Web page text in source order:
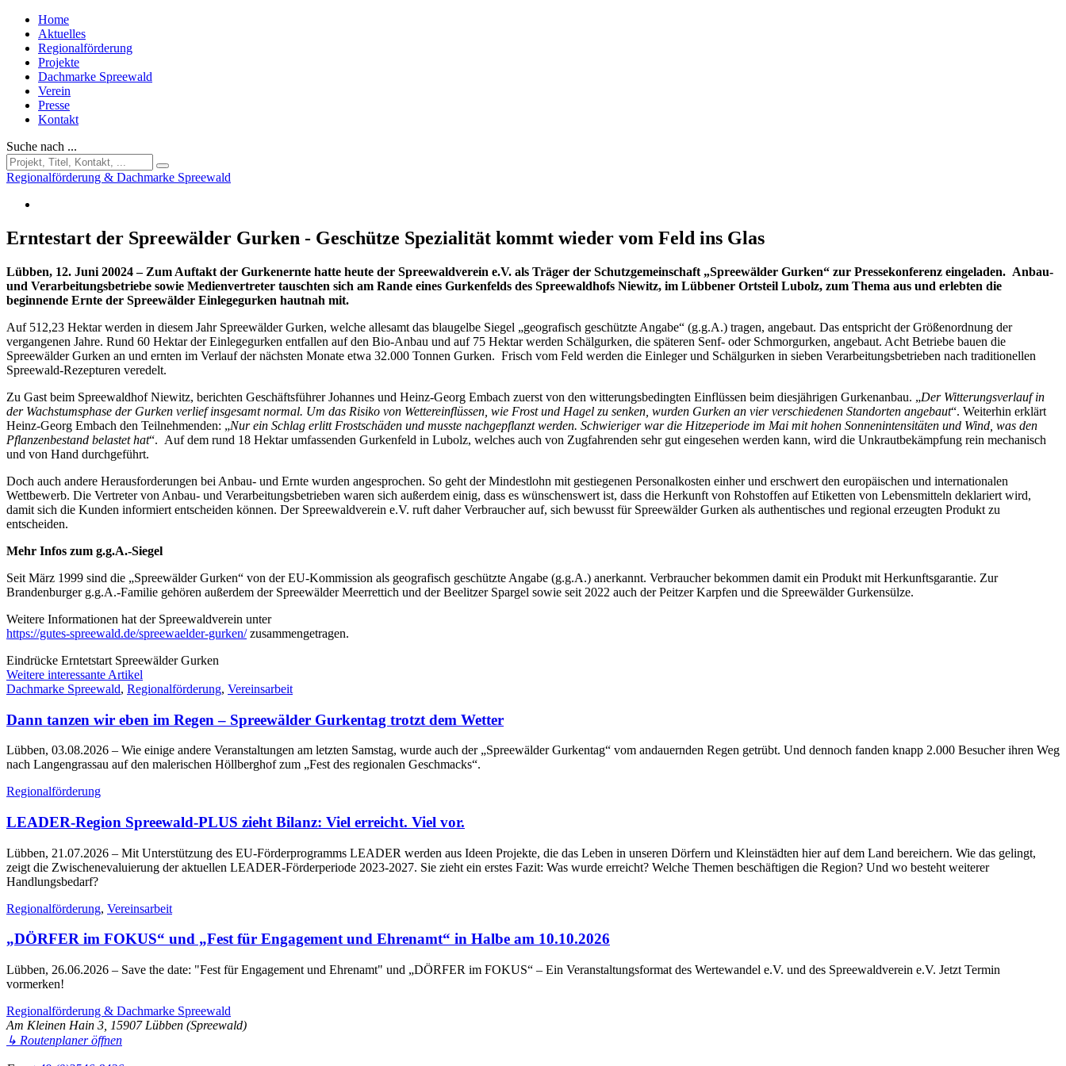
Home
Aktuelles
Regionalförderung
Projekte
Dachmarke Spreewald
Verein
Presse
Kontakt
Suche nach ...
Regionalförderung & Dachmarke Spreewald
Erntestart der Spreewälder Gurken - Geschütze Spezialität kommt wieder vom Feld ins Glas
Lübben, 12. Juni 20024 – Zum Auftakt der Gurkenernte hatte heute der Spreewaldverein e.V. als Träger der Schutzgemeinschaft „Spreewälder Gurken“ zur Pressekonferenz eingeladen. Anbau-
und Verarbeitungsbetriebe sowie Medienvertreter tauschten sich am Rande eines Gurkenfelds des Spreewaldhofs Niewitz, im Lübbener Ortsteil Lubolz, zum Thema aus und erlebten die
beginnende Ernte der Spreewälder Einlegegurken hautnah mit.
Auf 512,23 Hektar werden in diesem Jahr Spreewälder Gurken, welche allesamt das blaugelbe Siegel „geografisch geschützte Angabe“ (g.g.A.) tragen, angebaut. Das entspricht der Größenordnung der
vergangenen Jahre. Rund 60 Hektar der Einlegegurken entfallen auf den Bio-Anbau und auf 75 Hektar werden Schälgurken, die späteren Senf- oder Schmorgurken, angebaut. Acht Betriebe bauen die
Spreewälder Gurken an und ernten im Verlauf der nächsten Monate etwa 32.000 Tonnen Gurken. Frisch vom Feld werden die Einleger und Schälgurken in sieben Verarbeitungsbetrieben nach traditionellen
Spreewald-Rezepturen veredelt.
Zu Gast beim Spreewaldhof Niewitz, berichten Geschäftsführer Johannes und Heinz-Georg Embach zuerst von den witterungsbedingten Einflüssen beim diesjährigen Gurkenanbau. „Der Witterungsverlauf in
der Wachstumsphase der Gurken verlief insgesamt normal. Um das Risiko von Wettereinflüssen, wie Frost und Hagel zu senken, wurden Gurken an vier verschiedenen Standorten angebaut“. Weiterhin erklärt
Heinz-Georg Embach den Teilnehmenden: „Nur ein Schlag erlitt Frostschäden und musste nachgepflanzt werden. Schwieriger war die Hitzeperiode im Mai mit hohen Sonnenintensitäten und Wind, was den
Pflanzenbestand belastet hat“. Auf dem rund 18 Hektar umfassenden Gurkenfeld in Lubolz, welches auch von Zugfahrenden sehr gut eingesehen werden kann, wird die Unkrautbekämpfung rein mechanisch
und von Hand durchgeführt.
Doch auch andere Herausforderungen bei Anbau- und Ernte wurden angesprochen. So geht der Mindestlohn mit gestiegenen Personalkosten einher und erschwert den europäischen und internationalen
Wettbewerb. Die Vertreter von Anbau- und Verarbeitungsbetrieben waren sich außerdem einig, dass es wünschenswert ist, dass die Herkunft von Rohstoffen auf Etiketten von Lebensmitteln deklariert wird,
damit sich die Kunden informiert entscheiden können. Der Spreewaldverein e.V. ruft daher Verbraucher auf, sich bewusst für Spreewälder Gurken als authentisches und regional erzeugten Produkt zu
entscheiden.
Mehr Infos zum g.g.A.-Siegel
Seit März 1999 sind die „Spreewälder Gurken“ von der EU-Kommission als geografisch geschützte Angabe (g.g.A.) anerkannt. Verbraucher bekommen damit ein Produkt mit Herkunftsgarantie. Zur
Brandenburger g.g.A.-Familie gehören außerdem der Spreewälder Meerrettich und der Beelitzer Spargel sowie seit 2022 auch der Peitzer Karpfen und die Spreewälder Gurkensülze.
Weitere Informationen hat der Spreewaldverein unter
https://gutes-spreewald.de/spreewaelder-gurken/zusammengetragen.
Eindrücke Erntetstart Spreewälder Gurken
Weitere interessante Artikel
Dachmarke Spreewald, Regionalförderung, Vereinsarbeit
Dann tanzen wir eben im Regen – Spreewälder Gurkentag trotzt dem Wetter
Lübben, 03.08.2026 – Wie einige andere Veranstaltungen am letzten Samstag, wurde auch der „Spreewälder Gurkentag“ vom andauernden Regen getrübt. Und dennoch fanden knapp 2.000 Besucher ihren Weg
nach Langengrassau auf den malerischen Höllberghof zum „Fest des regionalen Geschmacks“.
Regionalförderung
LEADER-Region Spreewald-PLUS zieht Bilanz: Viel erreicht. Viel vor.
Lübben, 21.07.2026 – Mit Unterstützung des EU-Förderprogramms LEADER werden aus Ideen Projekte, die das Leben in unseren Dörfern und Kleinstädten hier auf dem Land bereichern. Wie das gelingt,
zeigt die Zwischenevaluierung der aktuellen LEADER-Förderperiode 2023-2027. Sie zieht ein erstes Fazit: Was wurde erreicht? Welche Themen beschäftigen die Region? Und wo besteht weiterer
Handlungsbedarf?
Regionalförderung, Vereinsarbeit
„DÖRFER im FOKUS“ und „Fest für Engagement und Ehrenamt“ in Halbe am 10.10.2026
Lübben, 26.06.2026 – Save the date: "Fest für Engagement und Ehrenamt" und „DÖRFER im FOKUS“ – Ein Veranstaltungsformat des Wertewandel e.V. und des Spreewaldverein e.V. Jetzt Termin
vormerken!
Regionalförderung & Dachmarke Spreewald
Am Kleinen Hain 3, 15907 Lübben (Spreewald)
↳ Routenplaner öffnen